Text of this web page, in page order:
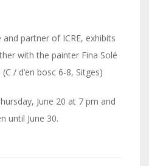
partner of ICRE, exhibits
with the painter Fina Solé
/ d’en bosc 6-8, Sitges)
June 20 at 7 pm and
until June 30.